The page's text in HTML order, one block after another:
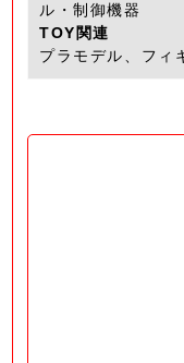
ル・制御機器
TOY関連
プラモデル、フィ